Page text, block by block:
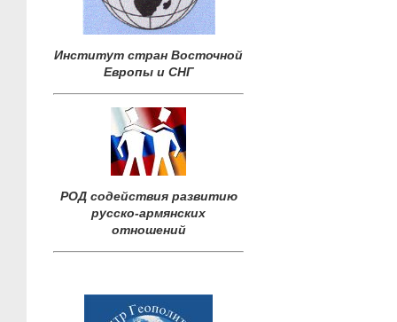
Институт стран Восточной
Европы и СНГ
РОД содействия развитию
русско-армянских
отношений